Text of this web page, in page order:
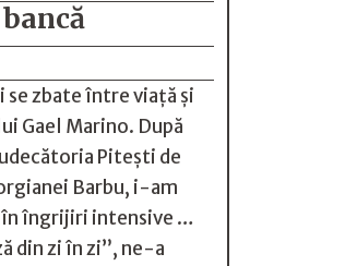
zbate între viață și
Gael Marino. După
Pitești de
Barbu, i-am
în îngrijiri intensive …
din zi în zi”, ne-a